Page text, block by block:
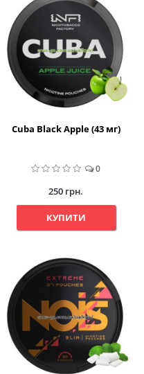
Cuba Black Apple (43 мг)
0
250 грн.
КУПИТИ